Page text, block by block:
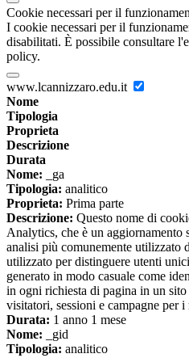
Cookie necessari per il
I cookie necessari per il
disabilitati. È possibile consultare
policy.
www.lcannizzaro.edu.it
Nome
Tipologia
Proprieta
Descrizione
Durata
Nome: _ga
Tipologia: analitico
Proprieta: Prima parte
Descrizione: Questo nome di
Analytics, che è un
analisi più comunemente utilizzato
utilizzato per distinguere utenti
generato in modo casuale come
in ogni richiesta di pagina in un
visitatori, sessioni e campagne per
Durata: 1 anno 1 mese
Nome: _gid
Tipologia: analitico